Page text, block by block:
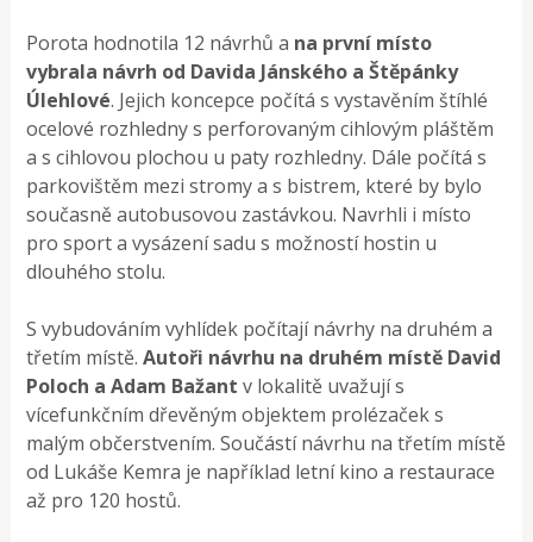
Porota hodnotila 12 návrhů a na první místo
vybrala návrh od Davida Jánského a Štěpánky
Úlehlové. Jejich koncepce počítá s vystavěním štíhlé
ocelové rozhledny s perforovaným cihlovým pláštěm
a s cihlovou plochou u paty rozhledny. Dále počítá s
parkovištěm mezi stromy a s bistrem, které by bylo
současně autobusovou zastávkou. Navrhli i místo
pro sport a vysázení sadu s možností hostin u
dlouhého stolu.
S vybudováním vyhlídek počítají návrhy na druhém a
třetím místě.Autoři návrhu na druhém místě David
Poloch a Adam Bažantv lokalitě uvažují s
vícefunkčním dřevěným objektem prolézaček s
malým občerstvením. Součástí návrhu na třetím místě
od Lukáše Kemra je například letní kino a restaurace
až pro 120 hostů.